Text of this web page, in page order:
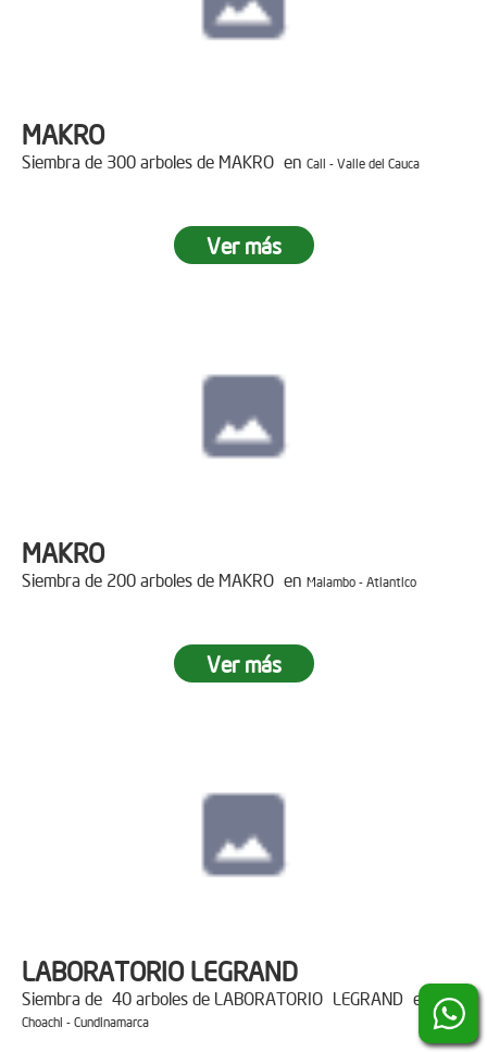
MAKRO
Siembra de 300 arboles de MAKRO en Cali - Valle del Cauca
Ver más
MAKRO
Siembra de 200 arboles de MAKRO en Malambo - Atlantico
Ver más
LABORATORIO LEGRAND
Siembra de 40 arboles de LABORATORIO LEGRAND en
Choachi - Cundinamarca